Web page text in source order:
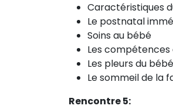
Caractéristiques
Le postnatal
Soins au bébé
Les compétences
Les pleurs du bébé
Le sommeil de la
Rencontre 5: